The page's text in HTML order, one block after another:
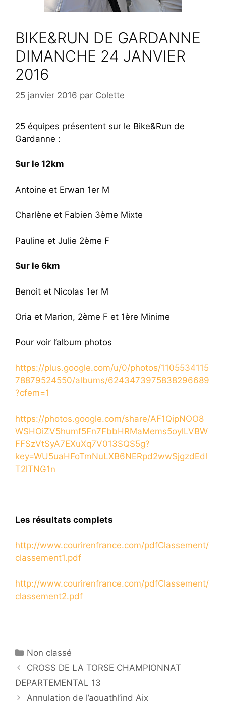
BIKE&RUN DE GARDANNE
DIMANCHE 24 JANVIER
2016
25 janvier 2016 par Colette
25 équipes présentent sur le Bike&Run de
Gardanne :
Sur le 12km
Antoine et Erwan 1er M
Charlène et Fabien 3ème Mixte
Pauline et Julie 2ème F
Sur le 6km
Benoit et Nicolas 1er M
Oria et Marion, 2ème F et 1ère Minime
Pour voir l’album photos
https://plus.google.com/u/0/photos/1105534115
78879524550/albums/6243473975838296689
?cfem=1
https://photos.google.com/share/AF1QipNOO8
WSHOiZV5humf5Fn7FbbHRMaMems5oylLVBW
FFSzVtSyA7EXuXq7V013SQS5g?
key=WU5uaHFoTmNuLXB6NERpd2wwSjgzdEdl
T2lTNG1n
Les résultats complets
http://www.courirenfrance.com/pdfClassement/
classement1.pdf
http://www.courirenfrance.com/pdfClassement/
classement2.pdf
Catégories
Non classé
CROSS DE LA TORSE CHAMPIONNAT
DEPARTEMENTAL 13
Annulation de l’aquathl’ind Aix